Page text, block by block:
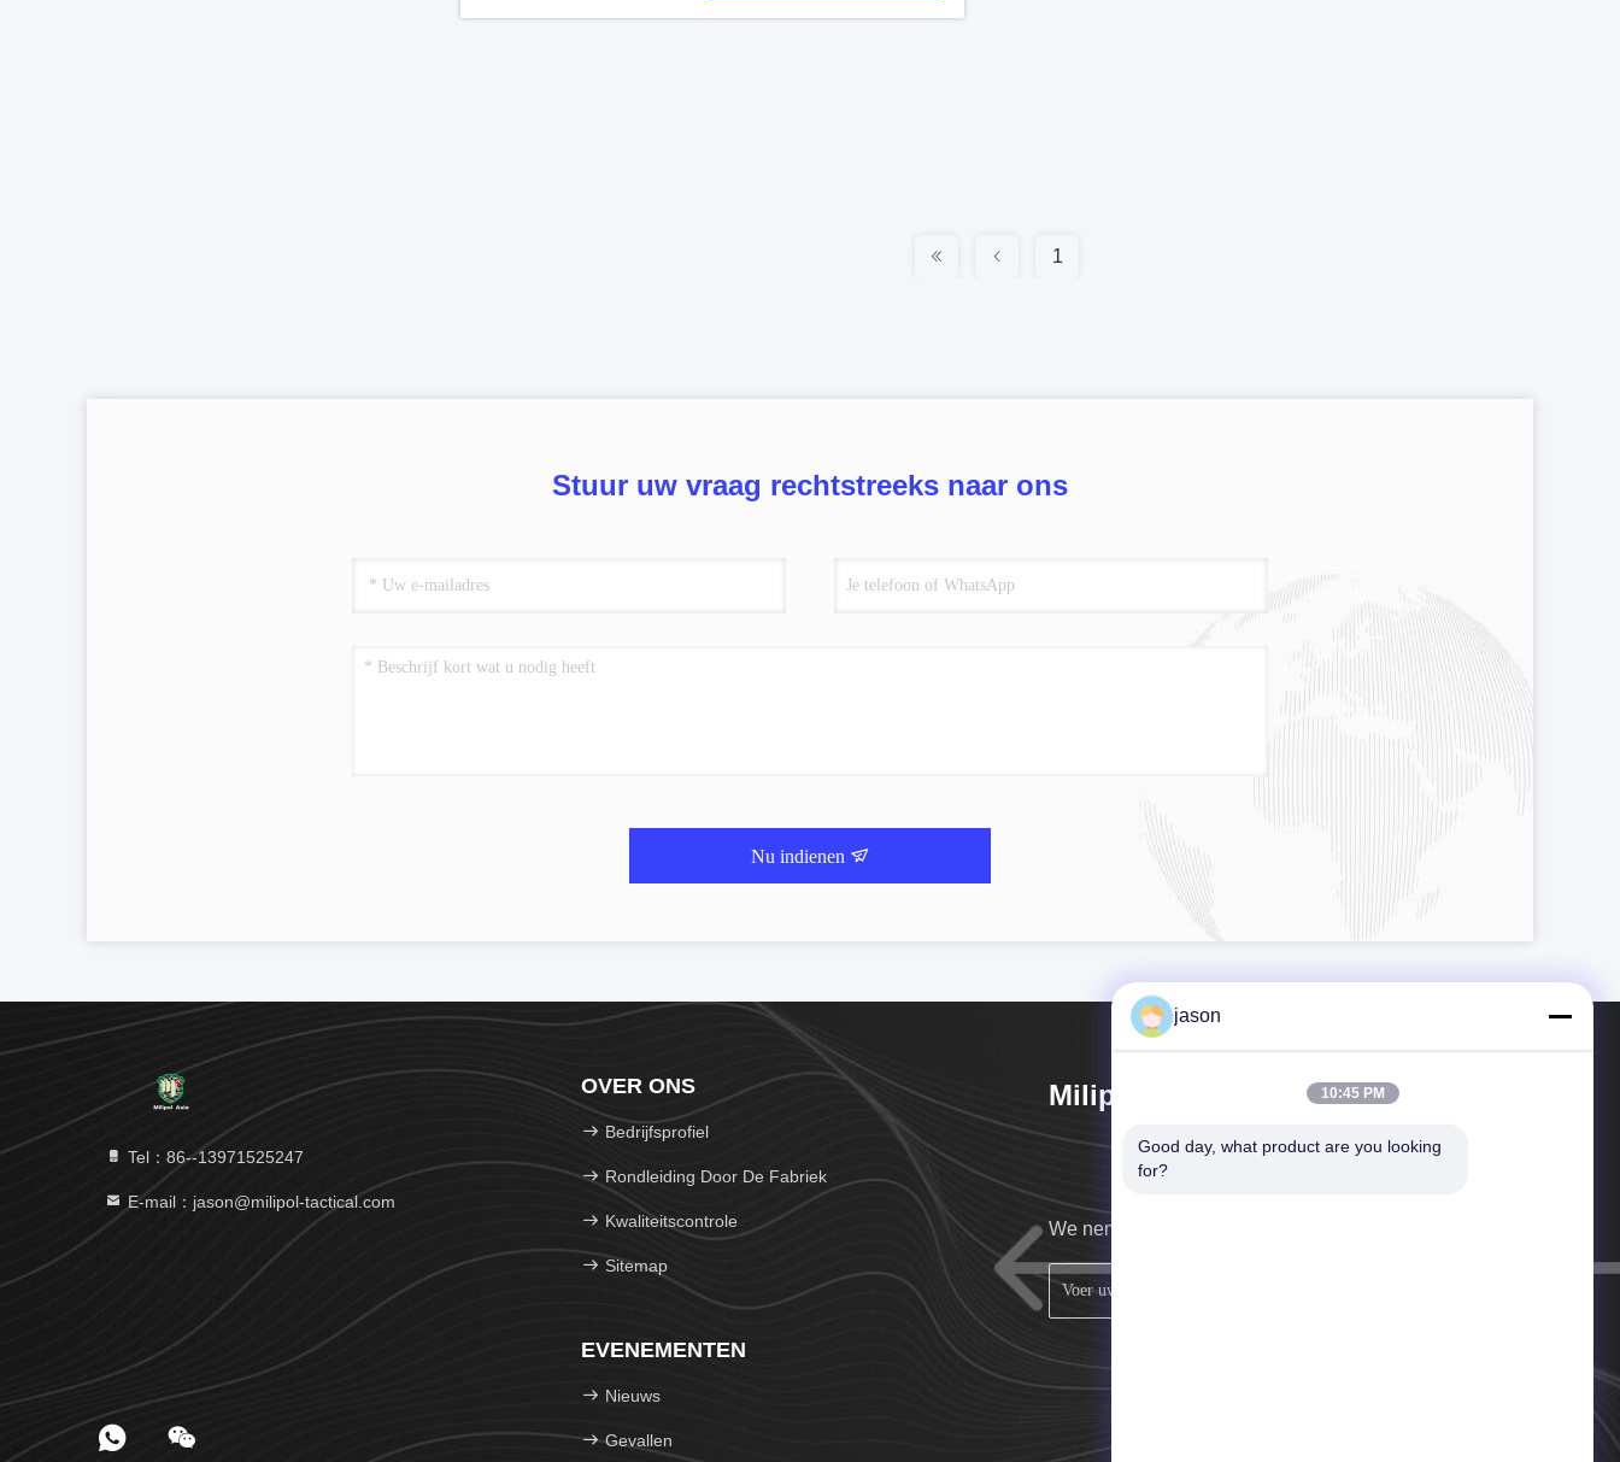
1
Stuur uw vraag rechtstreeks naar ons
Nu indienen
Tel：86--13971525247
E-mail：jason@milipol-tactical.com
OVER ONS
Bedrijfsprofiel
Rondleiding Door De Fabriek
Kwaliteitscontrole
Sitemap
EVENEMENTEN
Nieuws
Gevallen
Milipol Asia Group Co., Limited
We nemen zo snel mogelijk contact met u op.
jason
10:45 PM
Good day, what product are you looking
for?